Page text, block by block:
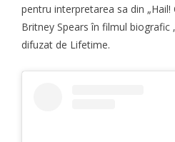
pentru interpretarea sa din „Hail!
Britney Spears în filmul biografic
difuzat de Lifetime.